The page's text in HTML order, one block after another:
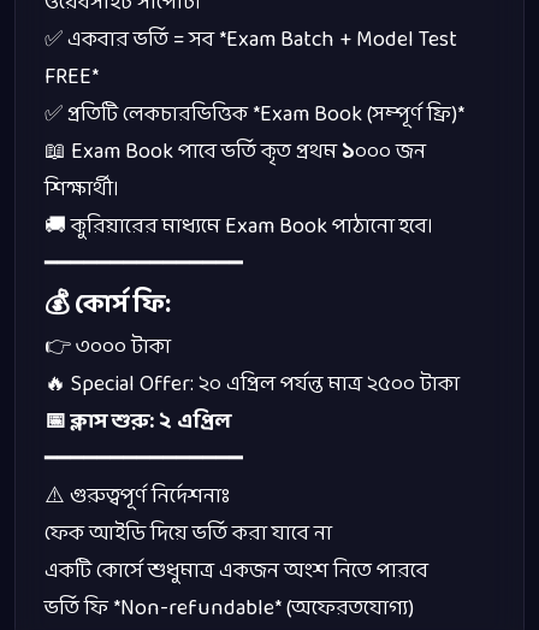
✅একবারভর্তি=সব*Exam Batch + Model Test
FREE*
✅প্রতিটিলেকচারভিত্তিক*Exam Book (সম্পূর্ণফ্রি)*
📖 Exam Bookপাবেভর্তিকৃতপ্রথম১০০০জন
শিক্ষার্থী।
🚚কুরিয়ারেরমাধ্যমেExam Bookপাঠানোহবে।
━━━━━━━━━━━━━━━
💰কোর্সফি:
👉৩০০০টাকা
🔥 Special Offer:২০এপ্রিলপর্যন্তমাত্র২৫০০টাকা
📅ক্লাসশুরু:২এপ্রিল
━━━━━━━━━━━━━━━
⚠️গুরুত্বপূর্ণনির্দেশনাঃ
ফেকআইডিদিয়েভর্তিকরাযাবেনা
একটিকোর্সেশুধুমাত্রএকজনঅংশনিতেপারবে
ভর্তিফি*Non-refundable* (অফেরতযোগ্য)